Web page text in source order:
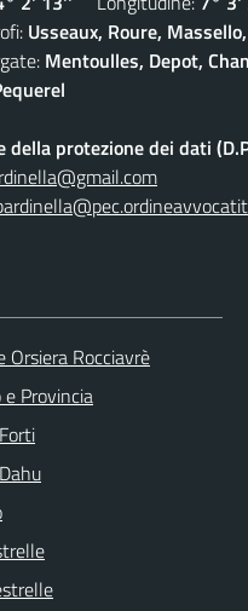
Usseaux, Roure,
Mentoulles, Depot,
della protezione dei dati
Orsiera Rocciavrè
e Provincia